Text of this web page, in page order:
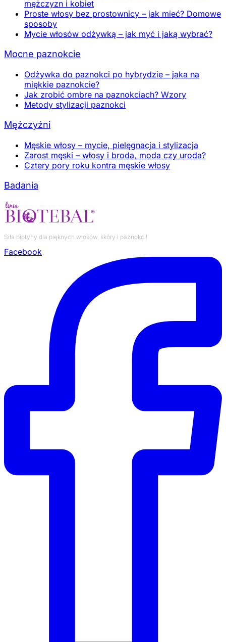
mężczyzn i kobiet
Proste włosy bez prostownicy – jak mieć? Domowe
sposoby
Mycie włosów odżywką – jak myć i jaką wybrać?
Mocne paznokcie
Odżywka do paznokci po hybrydzie – jaka na
miękkie paznokcie?
Jak zrobić ombre na paznokciach? Wzory
Metody stylizacji paznokci
Mężczyźni
Męskie włosy – mycie, pielęgnacja i stylizacja
Zarost męski – włosy i broda, moda czy uroda?
Cztery pory roku kontra męskie włosy
Badania
Siła biotyny dla pięknych włosów, skóry i paznokci!
Facebook